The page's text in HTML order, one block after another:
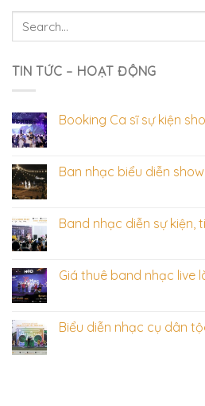
TIN TỨC – HOẠT ĐỘNG
Booking Ca sĩ sự kiện
Ban nhạc biểu diễn
Band nhạc diễn sự kiện,
Giá thuê band nhạc live
Biểu diễn nhạc cụ dân